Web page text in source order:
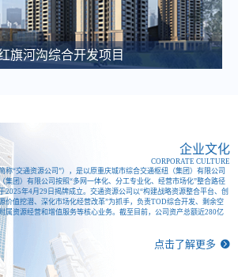
关于微电园站一体化综合开发项目咨询代理服务比选公告
施工图审查中选候选人公示
项目项目建设合规性审查比选公告
旗河沟综合开发项目
企业文化
CORPORATE CULTURE
称“交通资源公司”），是以原重庆城市综合交通枢纽（集团）有限公司
集团）有限公司按照“多网一体化、分工专业化、经营市场化”整合路径
2025年4月29日揭牌成立。交通资源公司以“构建战略资源整合平台、创
价值挖潜、深化市场化经营改革”为抓手，负责TOD综合开发、剩余空
属资源经营和增值服务等核心业务。截至目前，公司资产总额近280亿
点击了解更多